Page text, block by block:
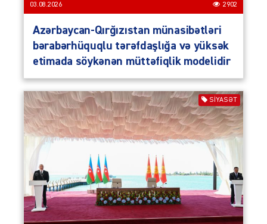
03.08.2026 2902
Azərbaycan-Qırğızıstan münasibətləri
bərabərhüquqlu tərəfdaşlığa və yüksək
etimada söykənən müttəfiqlik modelidir
SIYASƏT